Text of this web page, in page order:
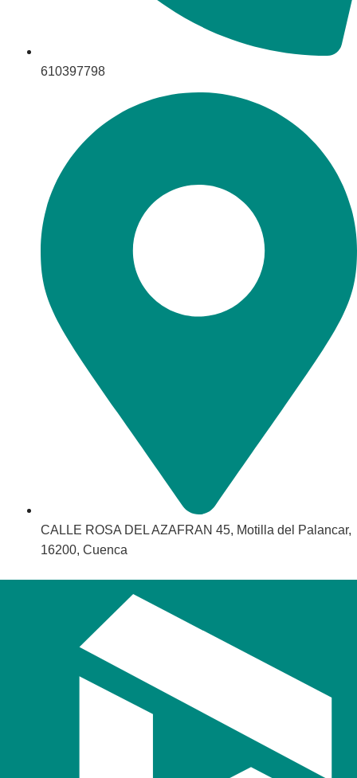
610397798
CALLE ROSA DEL AZAFRAN 45, Motilla del Palancar,
16200, Cuenca